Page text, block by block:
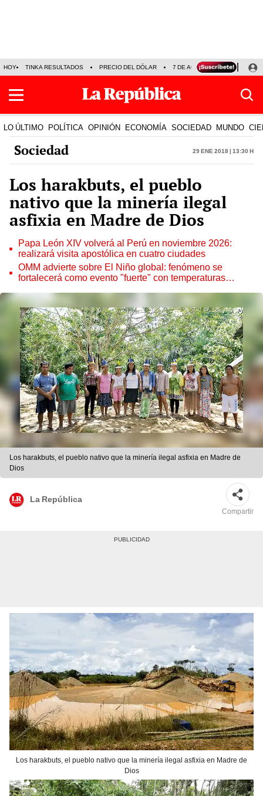
HOY TINKA RESULTADOS PRECIO DEL DÓLAR 7 DE AGOSTO OLLANTA
LO ÚLTIMO POLÍTICA OPINIÓN ECONOMÍA SOCIEDAD MUNDO
Sociedad 29 Ene 2018 | 13:30 h
Los harakbuts, el pueblo
nativo que la minería ilegal
asfixia en Madre de Dios
Papa León XIV volverá al Perú en noviembre 2026:
realizará visita apostólica en cuatro ciudades
OMM advierte sobre El Niño global: fenómeno se
fortalecerá como evento "fuerte" con temperaturas
Los harakbuts, el pueblo nativo que la minería ilegal asfixia en Madre de
Dios
La República
Compartir
Los harakbuts, el pueblo nativo que la minería ilegal asfixia en Madre de
Dios